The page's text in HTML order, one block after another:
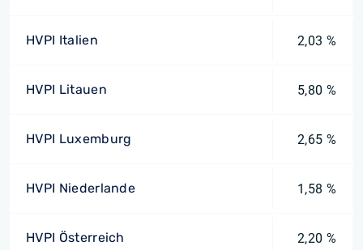
HVPI Italien 2,03 %
HVPI Litauen 5,80 %
HVPI Luxemburg 2,65 %
HVPI Niederlande 1,58 %
HVPI Österreich 2,20 %